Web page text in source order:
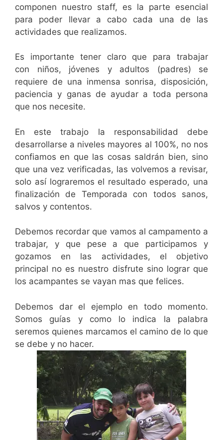
componen nuestro staff, es la parte esencial
para poder llevar a cabo cada una de las
actividades que realizamos.
Es importante tener claro que para trabajar
con niños, jóvenes y adultos (padres) se
requiere de una inmensa sonrisa, disposición,
paciencia y ganas de ayudar a toda persona
que nos necesite.
En este trabajo la responsabilidad debe
desarrollarse a niveles mayores al 100%, no nos
confiamos en que las cosas saldrán bien, sino
que una vez verificadas, las volvemos a revisar,
solo así lograremos el resultado esperado, una
finalización de Temporada con todos sanos,
salvos y contentos.
Debemos recordar que vamos al campamento a
trabajar, y que pese a que participamos y
gozamos en las actividades, el objetivo
principal no es nuestro disfrute sino lograr que
los acampantes se vayan mas que felices.
Debemos dar el ejemplo en todo momento.
Somos guías y como lo indica la palabra
seremos quienes marcamos el camino de lo que
se debe y no hacer.